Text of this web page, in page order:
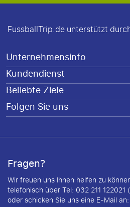
FussballTrip.de unterstützt
Unternehmensinfo
Kundendienst
Beliebte Ziele
Folgen Sie uns
Fragen?
Wir freuen uns Ihnen helfen zu
telefonisch über Tel: 032 211
oder schicken Sie uns eine E-Mail an: